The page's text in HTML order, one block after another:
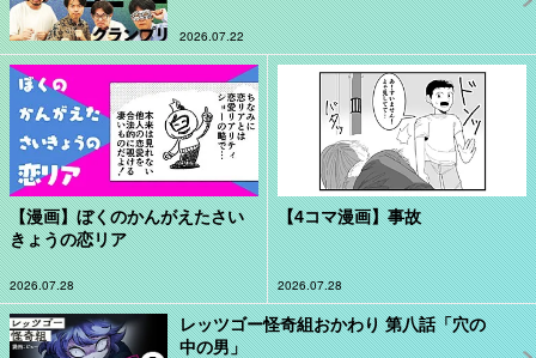
2026.07.22
【漫画】ぼくのかんがえたさい
きょうの恋リア
2026.07.28
【4コマ漫画】事故
2026.07.28
レッツゴー怪奇組おかわり 第八話「穴の
中の男」